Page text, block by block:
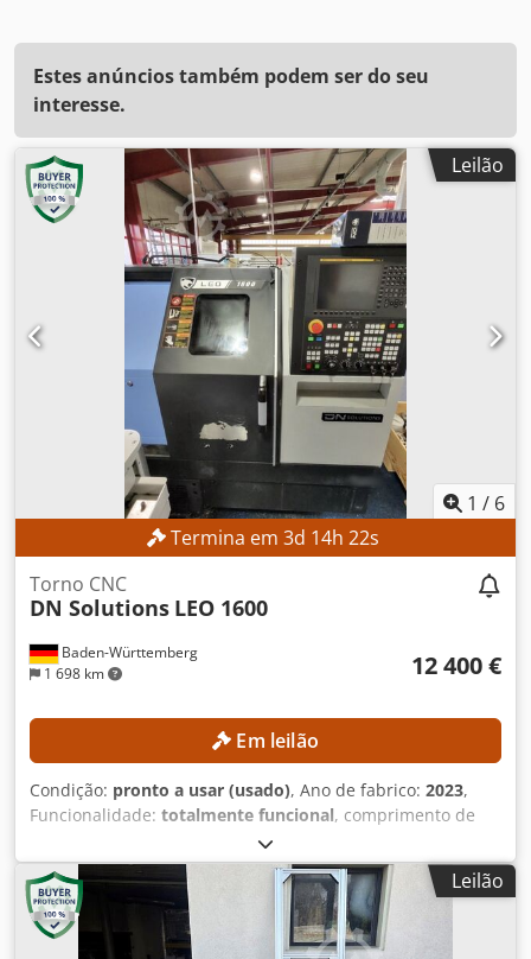
Estes anúncios também podem ser do seu
interesse.
Leilão
1 / 6
Termina em 3d 14h 21s
Baden-Württemberg
1 698 km
Torno CNC
DN Solutions LEO 1600
12 400 €
Em leilão
Condição: pronto a usar (usado), Ano de fabrico: 2023,
Funcionalidade: totalmente funcional, comprimento de
, diâmetro de torneamento:
mm, furo da árvore:52 mm, velocidade do fuso (máx.):
4 500 rpm
, modelo de controlador:FANUC CNC
máquina pode ser inspecionada com um prazo de entrega
de três dias. DETALHES TÉCNICOS Crjdjznb Ntopfx Ah Tjf
Leilão